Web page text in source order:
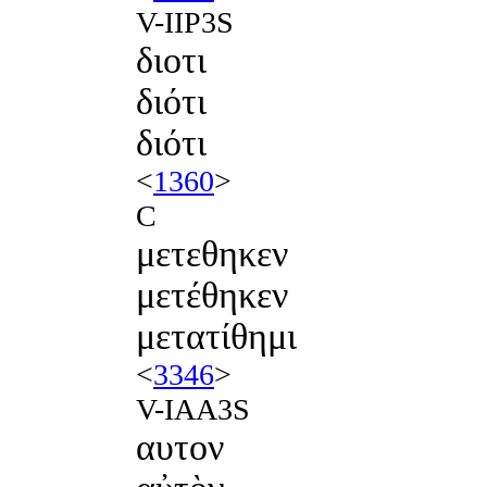
V-IIP3S
διοτι
διότι
διότι
<1360>
C
μετεθηκεν
μετέθηκεν
μετατίθημι
<3346>
V-IAA3S
αυτον